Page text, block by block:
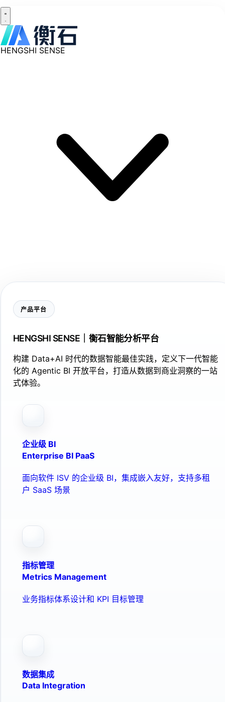
HENGSHI SENSE
产品平台
HENGSHI SENSE｜衡石智能分析平台
构建 Data+AI 时代的数据智能最佳实践，定义下一代智能
化的 Agentic BI 开放平台，打造从数据到商业洞察的一站
式体验。
企业级 BI
Enterprise BI PaaS
面向软件 ISV 的企业级 BI，集成嵌入友好，支持多租
户 SaaS 场景
指标管理
Metrics Management
业务指标体系设计和 KPI 目标管理
数据集成
Data Integration